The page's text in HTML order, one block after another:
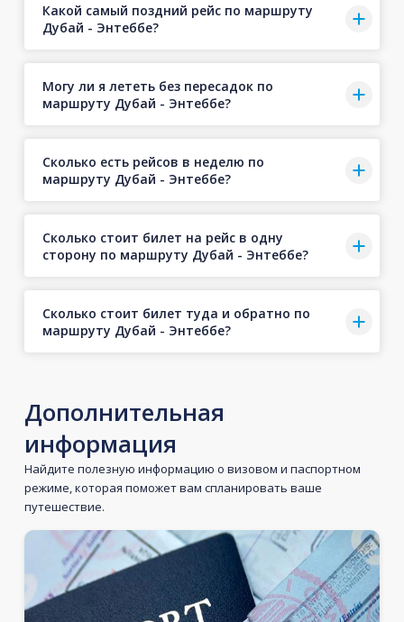
Какой самый поздний рейс по маршруту
Дубай - Энтеббе?
Могу ли я лететь без пересадок по
маршруту Дубай - Энтеббе?
Сколько есть рейсов в неделю по
маршруту Дубай - Энтеббе?
Сколько стоит билет на рейс в одну
сторону по маршруту Дубай - Энтеббе?
Сколько стоит билет туда и обратно по
маршруту Дубай - Энтеббе?
Дополнительная
информация
Найдите полезную информацию о визовом и паспортном
режиме, которая поможет вам спланировать ваше
путешествие.